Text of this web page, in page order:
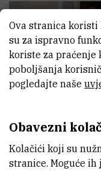
Ova stranica koristi
su za ispravno
koriste za
poboljšanja
pogledajte naše
Obavezni
Kolačići koji su
stranice. Moguće